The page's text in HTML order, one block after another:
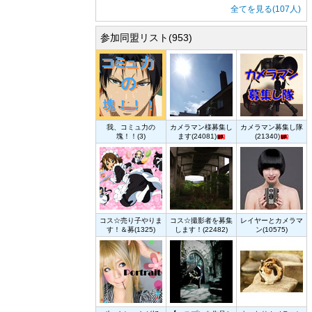
全てを見る(107人)
参加同盟リスト(953)
我、コミュ力の
塊！！(3)
カメラマン様募集し
ます(24081)
カメラマン募集し隊
(21340)
コス☆売り子やりま
す！＆募(1325)
コス☆撮影者を募集
します！(22482)
レイヤーとカメラマ
ン(10575)